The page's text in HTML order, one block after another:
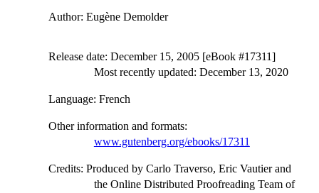
Author: Eugène Demolder
Release date: December 15, 2005 [eBook #17311]
Most recently updated: December 13, 2020
Language: French
Other information and formats:
www.gutenberg.org/ebooks/17311
Credits: Produced by Carlo Traverso, Eric Vautier and
the Online Distributed Proofreading Team of